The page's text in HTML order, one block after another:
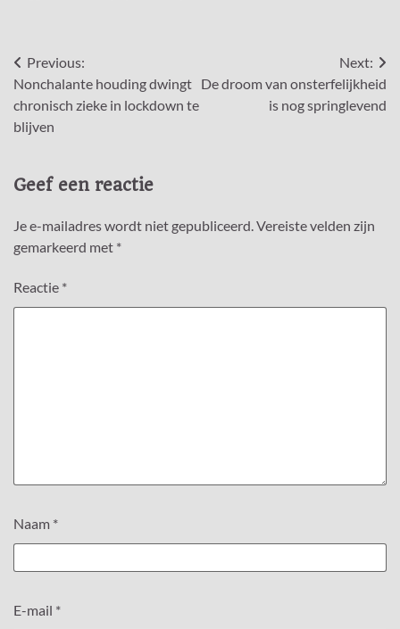
Bericht
navigatie
Previous:
Nonchalante houding dwingt
chronisch zieke in lockdown te
blijven
Next:
De droom van onsterfelijkheid
is nog springlevend
Geef een reactie
Je e-mailadres wordt niet gepubliceerd.Vereiste velden zijn
gemarkeerd met *
Reactie *
Naam *
E-mail *